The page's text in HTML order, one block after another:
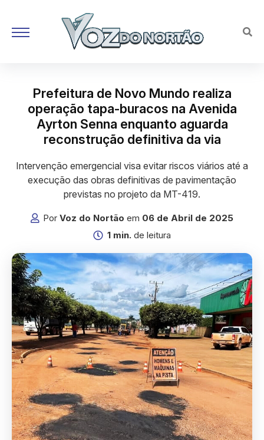
Prefeitura de Novo Mundo realiza
operação tapa-buracos na Avenida
Ayrton Senna enquanto aguarda
reconstrução definitiva da via
Intervenção emergencial visa evitar riscos viários até a
execução das obras definitivas de pavimentação
previstas no projeto da MT-419.
Por Voz do Nortão em 06 de Abril de 2025
1 min. de leitura